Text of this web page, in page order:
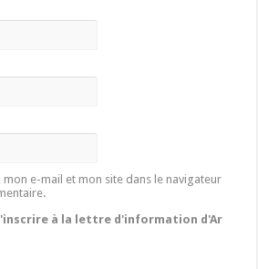
e-mail et mon site dans le navigateur
à la lettre d'information d'Ar